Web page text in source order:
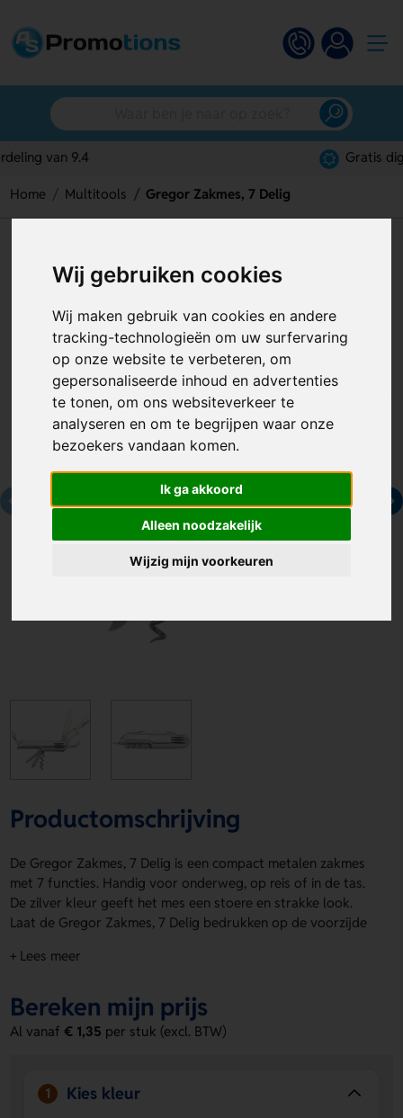
Wij gebruiken cookies
Wij maken gebruik van cookies en andere
tracking-technologieën om uw surfervaring
op onze website te verbeteren, om
gepersonaliseerde inhoud en advertenties
te tonen, om ons websiteverkeer te
analyseren en om te begrijpen waar onze
bezoekers vandaan komen.
Ik ga akkoord
Alleen noodzakelijk
Wijzig mijn voorkeuren
Home Multitools Gregor Zakmes, 7 Delig
Artikelnummer:125049
Productomschrijving
De Gregor Zakmes, 7 Delig is een compact metalen zakmes
met 7 functies. Handig voor onderweg, op reis of in de tas.
De zilver kleur geeft het mes een stoere en strakke look.
Laat de Gregor Zakmes, 7 Delig bedrukken op de voorzijde
maak je er makkelijk een persoonlijk item van. Bestel of
Voordelen van de Gregor Zakmes, 7
Delig
gebruik.
Bedrukking mogelijk op voorzijde en achterzijde
+ Lees meer
Bereken mijn prijs
Al vanaf€ 1,35 per stuk (excl. BTW)
1 Kies kleur